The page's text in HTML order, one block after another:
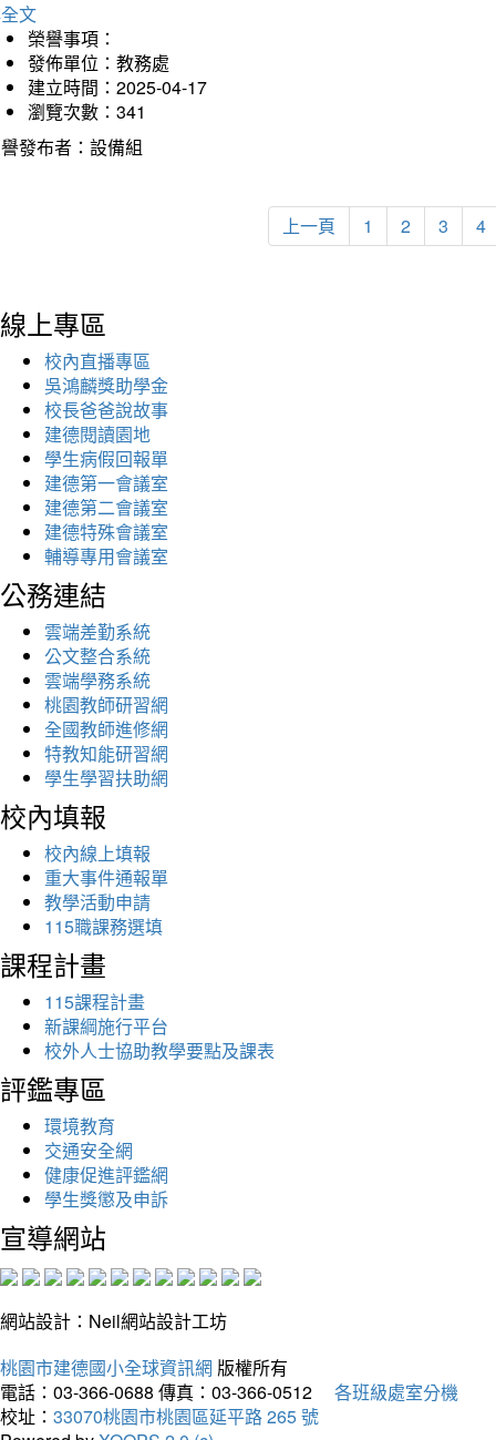
文
榮譽事項：
發佈單位：教務處
建立時間：2025-04-17
瀏覽次數：341
發布者：設備組
上一頁 1 2 3 4
線上專區
校內直播專區
吳鴻麟獎助學金
校長爸爸說故事
建德閱讀園地
學生病假回報單
建德第一會議室
建德第二會議室
建德特殊會議室
輔導專用會議室
公務連結
雲端差勤系統
公文整合系統
雲端學務系統
桃園教師研習網
全國教師進修網
特教知能研習網
學生學習扶助網
校內填報
校內線上填報
重大事件通報單
教學活動申請
115職課務選填
課程計畫
115課程計畫
新課綱施行平台
校外人士協助教學要點及課表
評鑑專區
環境教育
交通安全網
健康促進評鑑網
學生獎懲及申訴
宣導網站
網站設計：Neil網站設計工坊
桃園市建德國小全球資訊網 版權所有
電話：03-366-0688 傳真：03-366-0512
各班級處室分機
校址： 33070桃園市桃園區延平路 265 號